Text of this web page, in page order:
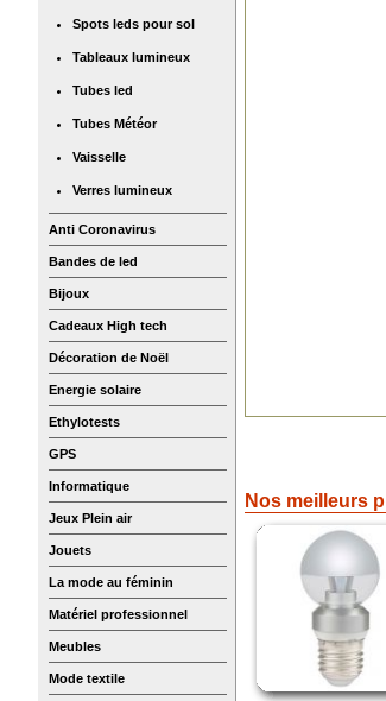
Spots leds pour sol
Tableaux lumineux
Tubes led
Tubes Météor
Vaisselle
Verres lumineux
Anti Coronavirus
Bandes de led
Bijoux
Cadeaux High tech
Décoration de Noël
Energie solaire
Ethylotests
GPS
Informatique
Jeux Plein air
Jouets
La mode au féminin
Matériel professionnel
Meubles
Mode textile
Nos meilleurs